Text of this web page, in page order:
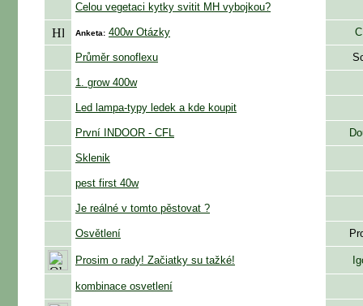
Celou vegetaci kytky svitit MH vybojkou?
Anketa: 400w Otázky
Průměr sonoflexu
1. grow 400w
Led lampa-typy ledek a kde koupit
První INDOOR - CFL
Sklenik
pest first 40w
Je reálné v tomto pěstovat ?
Osvětlení
Prosim o rady! Začiatky su tažké!
kombinace osvetlení